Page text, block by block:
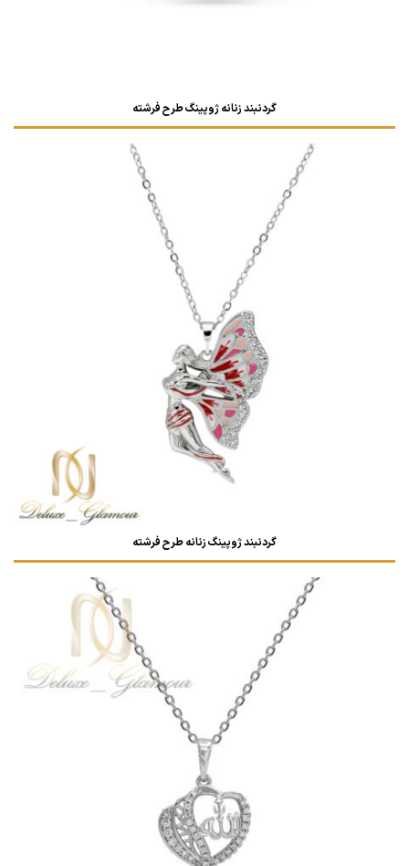
گردنبند زنانه ژوپینگ طرح فرشته
گردنبند ژوپینگ زنانه طرح فرشته